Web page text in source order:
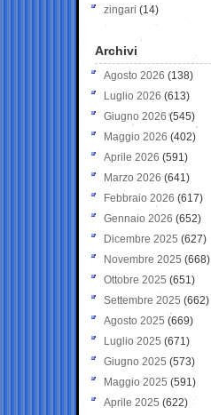
zingari (14)
Archivi
Agosto 2026 (138)
Luglio 2026 (613)
Giugno 2026 (545)
Maggio 2026 (402)
Aprile 2026 (591)
Marzo 2026 (641)
Febbraio 2026 (617)
Gennaio 2026 (652)
Dicembre 2025 (627)
Novembre 2025 (668)
Ottobre 2025 (651)
Settembre 2025 (662)
Agosto 2025 (669)
Luglio 2025 (671)
Giugno 2025 (573)
Maggio 2025 (591)
Aprile 2025 (622)